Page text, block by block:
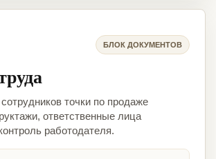
БЛОК ДОКУМЕНТОВ
точки по продаже
ответственные лица
работодателя.